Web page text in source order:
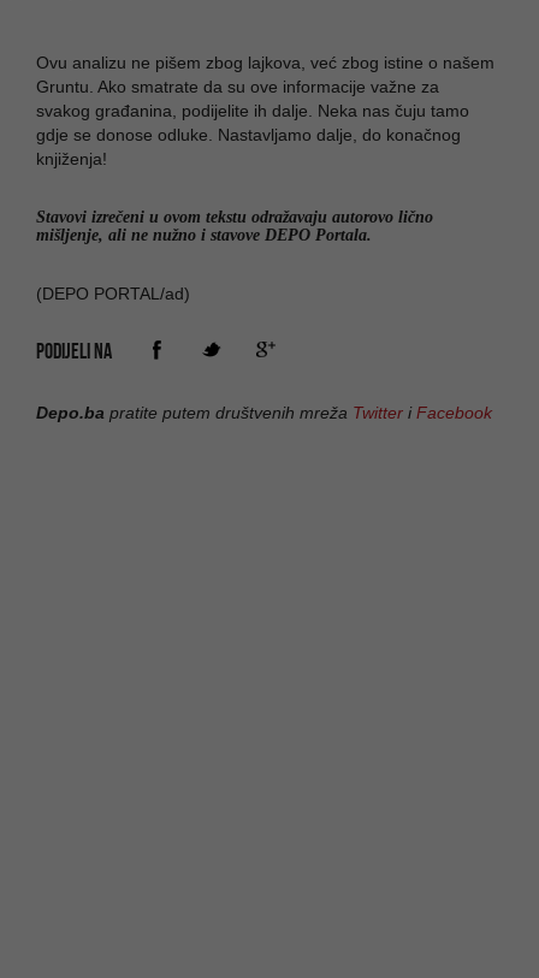
Ovu analizu ne pišem zbog lajkova, već zbog istine o našem
Gruntu. Ako smatrate da su ove informacije važne za
svakog građanina, podijelite ih dalje. Neka nas čuju tamo
gdje se donose odluke. Nastavljamo dalje, do konačnog
knjiženja!
Stavovi izrečeni u ovom tekstu odražavaju autorovo lično
mišljenje, ali ne nužno i stavove DEPO Portala.
(DEPO PORTAL/ad)
PODIJELI NA
Depo.ba pratite putem društvenih mreža Twitter iFacebook